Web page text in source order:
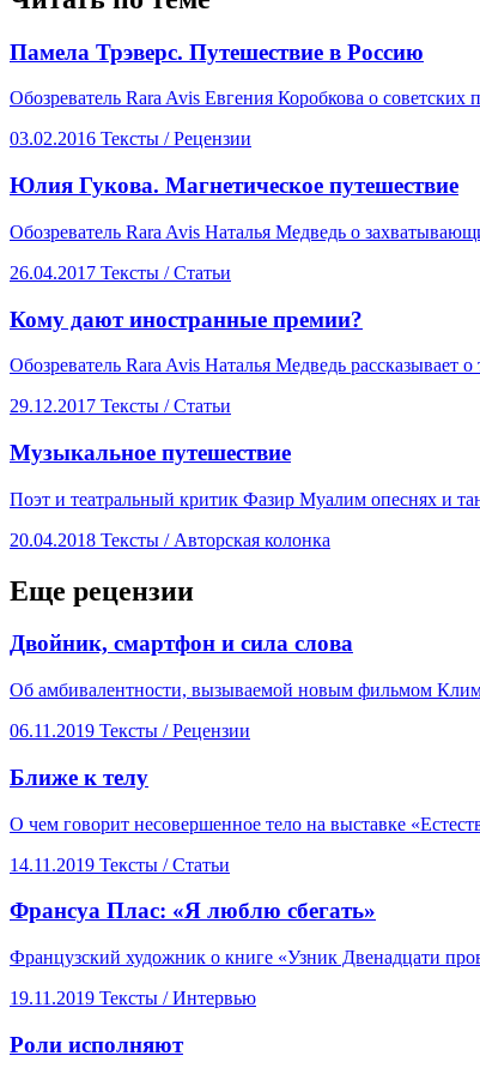
​Памела Трэверс. Путешествие в Россию
Обозреватель Rara Avis Евгения Коробкова о
03.02.2016 Тексты /Рецензии
​Юлия Гукова. Магнетическое путешествие
Обозреватель Rara Avis Наталья Медведь о
26.04.2017 Тексты /Статьи
​Кому дают иностранные премии?
Обозреватель Rara Avis Наталья Медведь
29.12.2017 Тексты /Статьи
Музыкальное путешествие
Поэт и театральный критик Фазир Муалим опеснях и
20.04.2018 Тексты / Авторская колонка
Еще рецензии
​Двойник, смартфон и сила слова
Об амбивалентности, вызываемой новым фильмом
06.11.2019 Тексты /Рецензии
​Ближе к телу
О чем говорит несовершенное тело на выставке
14.11.2019 Тексты /Статьи
​Франсуа Плас: «Я люблю сбегать»
Французский художник о книге «Узник Двенадцати
19.11.2019 Тексты /Интервью
Роли исполняют